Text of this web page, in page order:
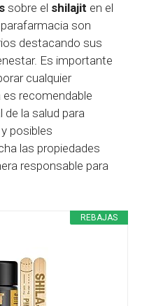
sobre el shilajit en el
son
destacando sus
Es importante
cualquier
recomendable
la salud para
posibles
las propiedades
responsable para
REBAJAS